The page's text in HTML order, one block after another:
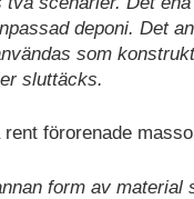
deponi. Det
som
sluttäcks.
förorenade
form av